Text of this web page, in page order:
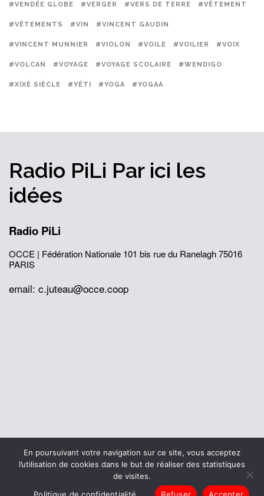
#VENDÉE GLOBE #VERGER #VERS DE TERRE #VÊTEMENT
#VÊTEMENTS #VIN #VINCENT GAUDIN
#VINCENT MUNNIER #VIOLON #VOILE #VOILIER #VOIX
#VOLCAN #VOYAGE #VOYAGE SCOLAIRE #WENDIGO
#XIXÈ SIÈCLE #YÉTI #YOGA #YOGAA
Radio PiLi Par ici les
idées
Radio PiLi
OCCE | Fédération Nationale 101 bis rue du Ranelagh75016
PARIS
email: c.juteau@occe.coop
© 2026 Office Central de la Coopération à l'École
Mentions légales
Politique de confidentialité
L’histoire de I’OCCE
En poursuivant votre navigation sur ce site, vous acceptez
l’utilisation de cookies dans le but de réaliser des statistiques
de visites.
Accepter
Refuser
Politique de confidentialité